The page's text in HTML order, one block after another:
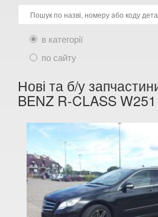
BMW
CITROEN
FIAT
FORD
HONDA
HYUNDAI
JAGUAR
JEEP
KIA
в категорії
по сайту
Нові та б/у
BENZ R-CLASS W251